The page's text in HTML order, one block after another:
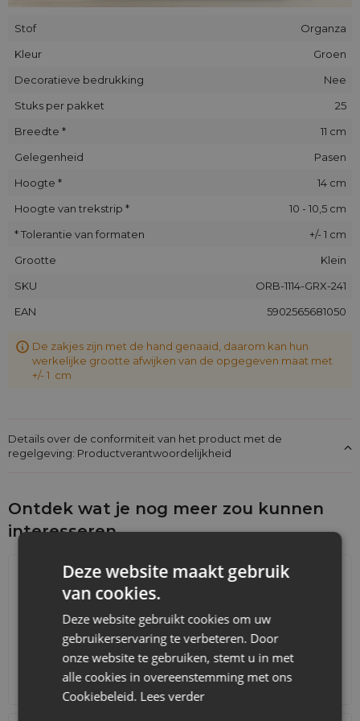
Stof
Organza
Kleur
Groen
Decoratieve bedrukking
Nee
Stuks per pakket
25
Breedte *
11 cm
Gelegenheid
Pasen
Hoogte *
14 cm
Hoogte van trekstrip *
10 - 10,5 cm
* Tolerantie van formaten
+/- 1 cm
Grootte
Klein
SKU
ORB-1114-GRX-241
EAN
5902565681050
De zakjes zijn met de hand genaaid, daarom kan hun
werkelijke grootte afwijken van de opgegeven maat met
+/- 1 cm
Details over de conformiteit van het product met de
regelgeving: Productverantwoordelijkheid
Ontdek wat je nog meer zou kunnen
interesseren
Adventskalenders Katoenen zakjes
Deze website maakt gebruik
van cookies.
Deze website gebruikt cookies om uw
gebruikerservaring te verbeteren. Door
onze website te gebruiken, stemt u in met
alle cookies in overeenstemming met ons
Cookiebeleid. Lees verder